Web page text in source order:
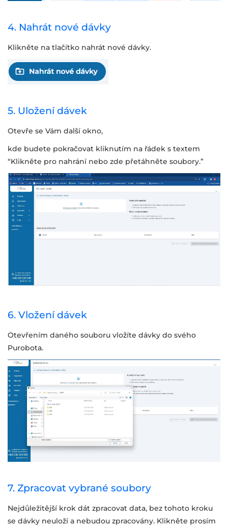
4. Nahrát nové dávky
Klikněte na tlačítko nahrát nové dávky.
5. Uložení dávek
Otevře se Vám další okno,
kde budete pokračovat kliknutím na řádek s textem
“Klikněte pro nahrání nebo zde přetáhněte soubory.”
6. Vložení dávek
Otevřením daného souboru vložíte dávky do svého
Purobota.
7. Zpracovat vybrané soubory
Nejdůležitější krok dát zpracovat data, bez tohoto kroku
se dávky neuloží a nebudou zpracovány. Klikněte prosím